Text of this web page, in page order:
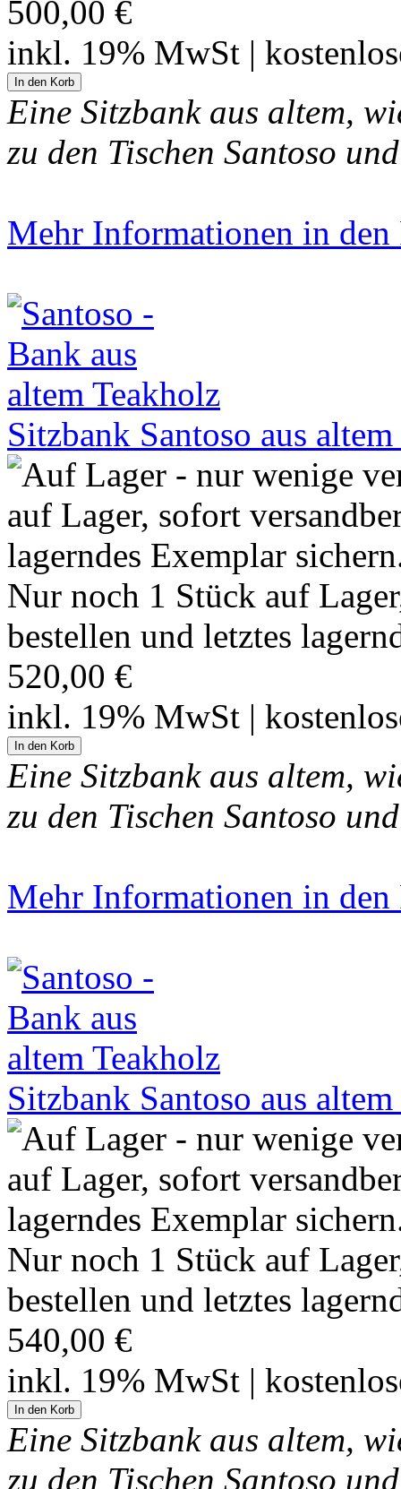
500,00 €
inkl. 19% MwSt |
Eine Sitzbank aus altem,
zu den Tischen Santoso
Mehr Informationen in den
Sitzbank Santoso aus
Nur noch 1 Stück auf
bestellen und letztes
520,00 €
inkl. 19% MwSt |
Eine Sitzbank aus altem,
zu den Tischen Santoso
Mehr Informationen in den
Sitzbank Santoso aus
Nur noch 1 Stück auf
bestellen und letztes
540,00 €
inkl. 19% MwSt |
Eine Sitzbank aus altem,
zu den Tischen Santoso